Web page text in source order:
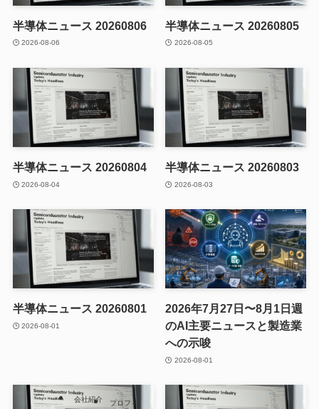
半導体ニュース 20260806
2026-08-06
半導体ニュース 20260805
2026-08-05
半導体ニュース 20260804
2026-08-04
半導体ニュース 20260803
2026-08-03
半導体ニュース 20260801
2026-08-01
2026年7月27日〜8月1日週
のAI主要ニュースと製造業
への示唆
2026-08-01
会社紹介
プロフィ